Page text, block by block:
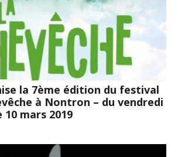
la 7ème édition du festival
à Nontron – du vendredi
10 mars 2019